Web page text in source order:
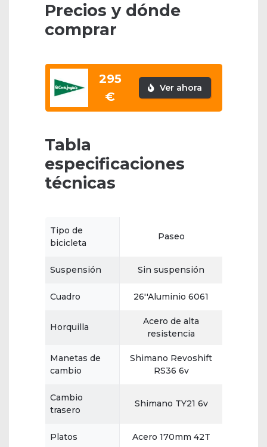
Precios y dónde
comprar
295
€
Ver ahora
Tabla
especificaciones
técnicas
Tipo de
bicicleta
Paseo
Suspensión Sin suspensión
Cuadro 26''Aluminio 6061
Horquilla
Acero de alta
resistencia
Manetas de
cambio
Shimano Revoshift
RS36 6v
Cambio
trasero
Shimano TY21 6v
Platos Acero 170mm 42T